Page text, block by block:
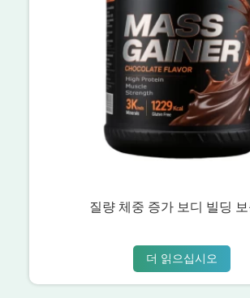
질량 체중 증가 보디 빌딩 보
더 읽으십시오